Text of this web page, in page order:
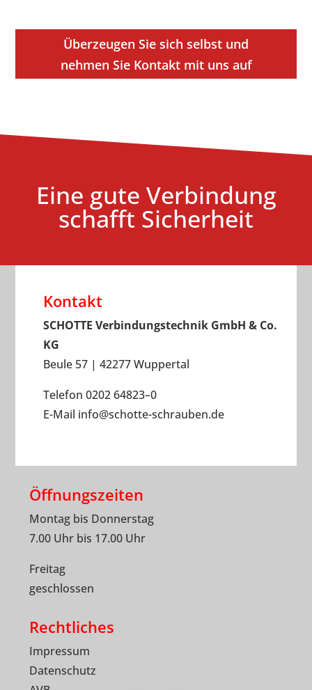
Überzeugen Sie sich selbst und
nehmen Sie Kontakt mit uns auf
Eine gute Verbindung
schafft Sicherheit
Kontakt
SCHOTTE Verbindungstechnik GmbH & Co.
KG
Beule 57 | 42277 Wuppertal
Telefon 0202 64823–0
E-Mail info@schotte-schrauben.de
Öffnungszeiten
Montag bis Donnerstag
7.00 Uhr bis 17.00 Uhr
Freitag
geschlossen
Rechtliches
Impressum
Datenschutz